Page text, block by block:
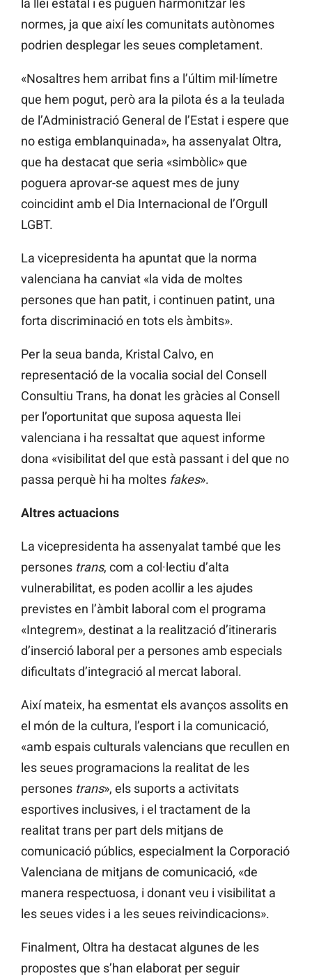
la llei estatal i es puguen harmonitzar les
normes, ja que així les comunitats autònomes
podrien desplegar les seues completament.
«Nosaltres hem arribat fins a l’últim mil·límetre
que hem pogut, però ara la pilota és a la teulada
de l’Administració General de l’Estat i espere que
no estiga emblanquinada», ha assenyalat Oltra,
que ha destacat que seria «simbòlic» que
poguera aprovar-se aquest mes de juny
coincidint amb el Dia Internacional de l’Orgull
LGBT.
La vicepresidenta ha apuntat que la norma
valenciana ha canviat «la vida de moltes
persones que han patit, i continuen patint, una
forta discriminació en tots els àmbits».
Per la seua banda, Kristal Calvo, en
representació de la vocalia social del Consell
Consultiu Trans, ha donat les gràcies al Consell
per l’oportunitat que suposa aquesta llei
valenciana i ha ressaltat que aquest informe
dona «visibilitat del que està passant i del que no
passa perquè hi ha moltes fakes».
Altres actuacions
La vicepresidenta ha assenyalat també que les
persones trans, com a col·lectiu d’alta
vulnerabilitat, es poden acollir a les ajudes
previstes en l’àmbit laboral com el programa
«Integrem», destinat a la realització d’itineraris
d’inserció laboral per a persones amb especials
dificultats d’integració al mercat laboral.
Així mateix, ha esmentat els avanços assolits en
el món de la cultura, l’esport i la comunicació,
«amb espais culturals valencians que recullen en
les seues programacions la realitat de les
persones trans», els suports a activitats
esportives inclusives, i el tractament de la
realitat trans per part dels mitjans de
comunicació públics, especialment la Corporació
Valenciana de mitjans de comunicació, «de
manera respectuosa, i donant veu i visibilitat a
les seues vides i a les seues reivindicacions».
Finalment, Oltra ha destacat algunes de les
propostes que s’han elaborat per seguir